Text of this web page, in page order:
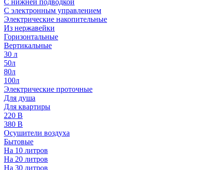
С нижней подводкой
С электронным управлением
Электрические накопительные
Из нержавейки
Горизонтальные
Вертикальные
30 л
50л
80л
100л
Электрические проточные
Для душа
Для квартиры
220 В
380 В
Осушители воздуха
Бытовые
На 10 литров
На 20 литров
На 30 литров